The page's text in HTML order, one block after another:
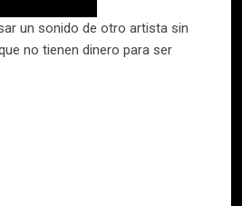
un sonido de otro artista sin
no tienen dinero para ser